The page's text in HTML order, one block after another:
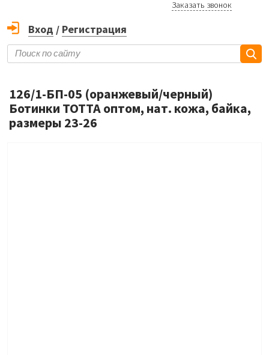
Заказать звонок
Вход / Регистрация
126/1-БП-05 (оранжевый/черный)
Ботинки ТОТТА оптом, нат. кожа, байка,
размеры 23-26